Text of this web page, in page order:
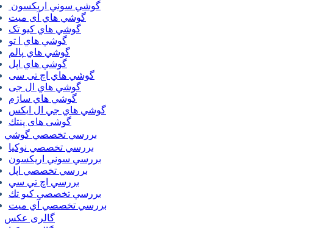
گوشي سوني اريكسون
گوشي هاي آی میت
گوشي هاي کیو تک
گوشي هاي ا تو
گوشي هاي پالم
گوشي هاي اپل
گوشي هاي اچ تی سی
گوشي هاي ال جی
گوشي هاي ساژم
گوشي هاي جي ال ايكس
گوشی های پنتك
بررسي تخصصي گوشي
بررسي تخصصي نوكيا
بررسي سوني اريكسون
بررسي تخصصي اپل
بررسي اچ تي سي
بررسي تخصصي كيو تك
بررسي تخصصي آي ميت
گالری عکس